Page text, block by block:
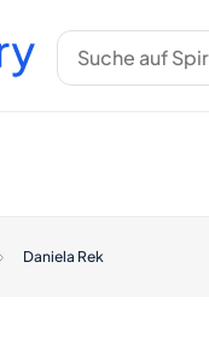
Daniela Rek